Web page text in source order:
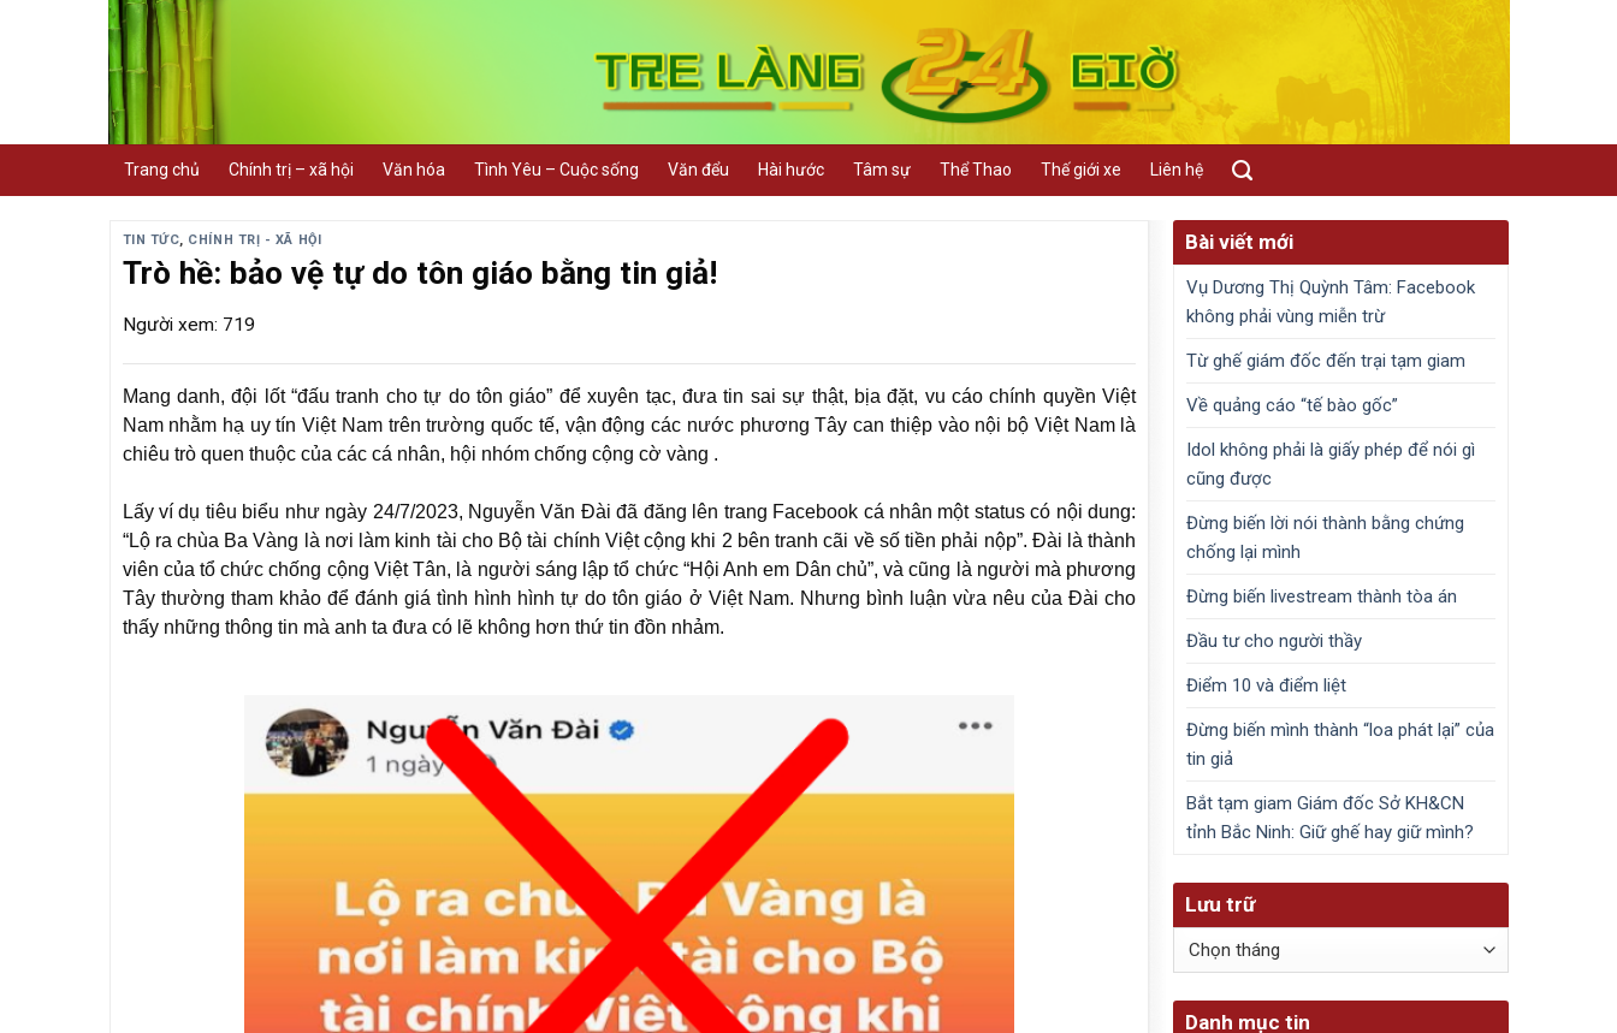
Trang chủ Chính trị – xã hội Văn hóa Tình Yêu – Cuộc sống Văn đểu Hài hước Tâm sự Thể Thao Thế giới xe Liên hệ
TIN TỨC, CHÍNH TRỊ - XÃ HỘI
Trò hề: bảo vệ tự do tôn giáo bằng tin giả!
Người xem: 719
Mang danh, đội lốt “đấu tranh cho tự do tôn giáo” để xuyên tạc, đưa tin sai sự thật, bịa đặt, vu cáo chính quyền Việt
Nam nhằm hạ uy tín Việt Nam trên trường quốc tế, vận động các nước phương Tây can thiệp vào nội bộ Việt Nam là
chiêu trò quen thuộc của các cá nhân, hội nhóm chống cộng cờ vàng .
Lấy ví dụ tiêu biểu như ngày 24/7/2023, Nguyễn Văn Đài đã đăng lên trang Facebook cá nhân một status có nội dung:
“Lộ ra chùa Ba Vàng là nơi làm kinh tài cho Bộ tài chính Việt cộng khi 2 bên tranh cãi về số tiền phải nộp”. Đài là thành
viên của tổ chức chống cộng Việt Tân, là người sáng lập tổ chức “Hội Anh em Dân chủ”, và cũng là người mà phương
Tây thường tham khảo để đánh giá tình hình hình tự do tôn giáo ở Việt Nam. Nhưng bình luận vừa nêu của Đài cho
thấy những thông tin mà anh ta đưa có lẽ không hơn thứ tin đồn nhảm.
Bài viết mới
Vụ Dương Thị Quỳnh Tâm: Facebook
không phải vùng miễn trừ
Từ ghế giám đốc đến trại tạm giam
Về quảng cáo “tế bào gốc”
Idol không phải là giấy phép để nói gì
cũng được
Đừng biến lời nói thành bằng chứng
chống lại mình
Đừng biến livestream thành tòa án
Đầu tư cho người thầy
Điểm 10 và điểm liệt
Đừng biến mình thành “loa phát lại” của
tin giả
Bắt tạm giam Giám đốc Sở KH&CN
tỉnh Bắc Ninh: Giữ ghế hay giữ mình?
Lưu trữ
Lưu
Danh mục tin